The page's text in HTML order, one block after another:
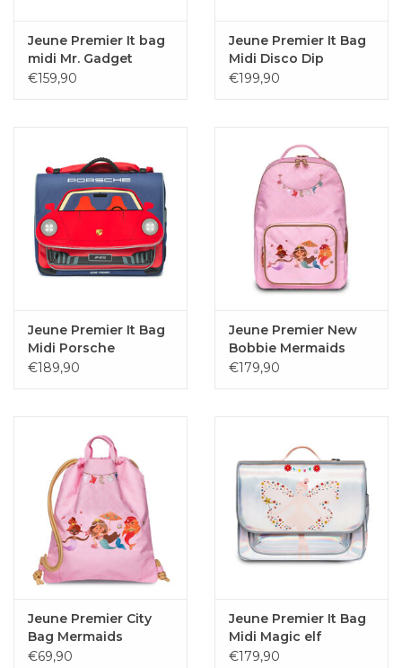
Jeune Premier It bag
midi Mr. Gadget
€159,90
Jeune Premier It Bag
Midi Disco Dip
€199,90
Jeune Premier It Bag
Midi Porsche
€189,90
Jeune Premier New
Bobbie Mermaids
€179,90
Jeune Premier City
Bag Mermaids
€69,90
Jeune Premier It Bag
Midi Magic elf
€179,90